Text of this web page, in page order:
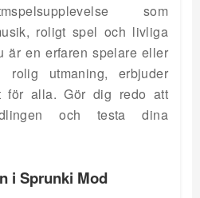
som
roligt spel och livliga
är en erfaren spelare eller
utmaning, erbjuder
för alla. Gör dig redo att
och testa dina
i Sprunki Mod